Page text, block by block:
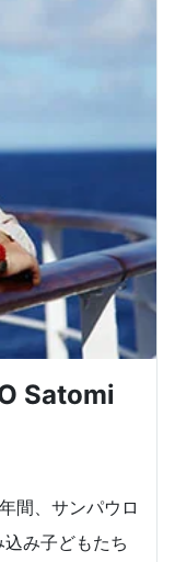
Satomi
間、サンパウロ
み子どもたち